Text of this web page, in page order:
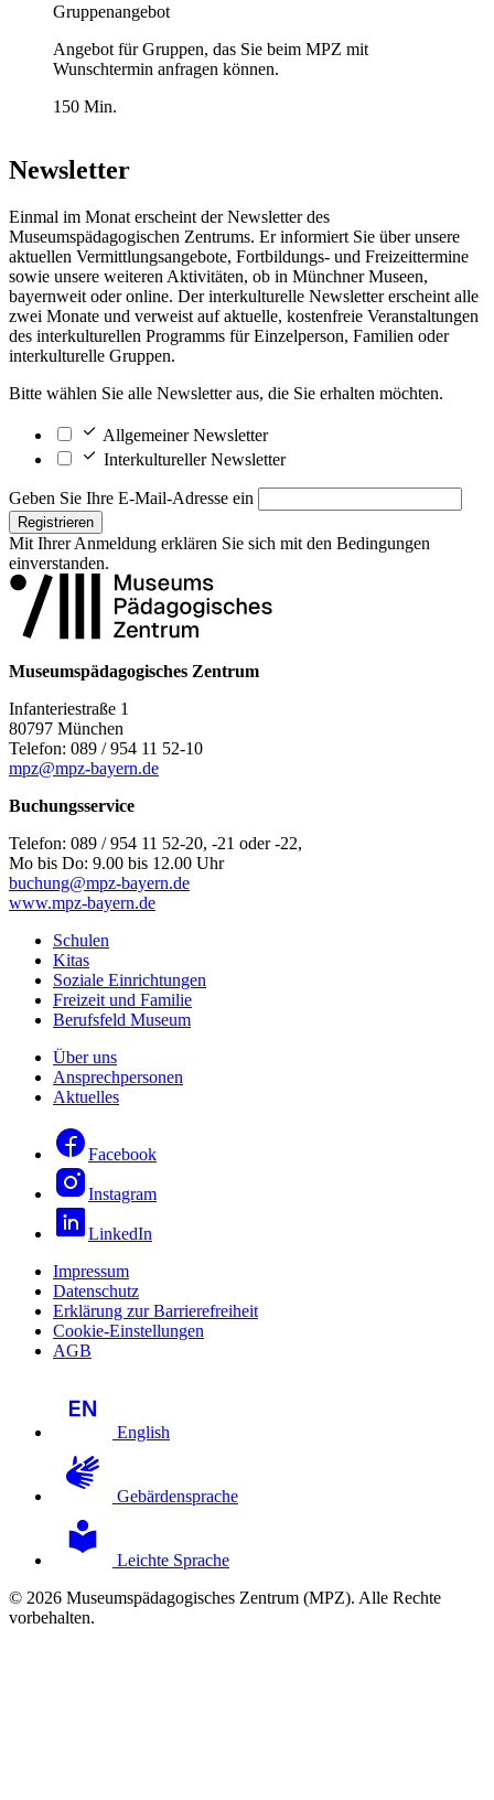
Gruppenangebot
Angebot für Gruppen, das Sie beim MPZ mit
Wunschtermin anfragen können.
150 Min.
Newsletter
Einmal im Monat erscheint der Newsletter des
Museumspädagogischen Zentrums. Er informiert Sie über unsere
aktuellen Vermittlungsangebote, Fortbildungs- und Freizeittermine
sowie unsere weiteren Aktivitäten, ob in Münchner Museen,
bayernweit oder online. Der interkulturelle Newsletter erscheint alle
zwei Monate und verweist auf aktuelle, kostenfreie Veranstaltungen
des interkulturellen Programms für Einzelperson, Familien oder
interkulturelle Gruppen.
Bitte wählen Sie alle Newsletter aus, die Sie erhalten möchten.
Allgemeiner Newsletter
Interkultureller Newsletter
Geben Sie Ihre E-Mail-Adresse ein
Registrieren
Mit Ihrer Anmeldung erklären Sie sich mit den Bedingungen
einverstanden.
Museumspädagogisches Zentrum
Infanteriestraße 1
80797 München
Telefon: 089 / 954 11 52-10
mpz@mpz-bayern.de
Buchungsservice
Telefon: 089 / 954 11 52-20, -21 oder -22,
Mo bis Do: 9.00 bis 12.00 Uhr
buchung@mpz-bayern.de
www.mpz-bayern.de
Schulen
Kitas
Soziale Einrichtungen
Freizeit und Familie
Berufsfeld Museum
Über uns
Ansprechpersonen
Aktuelles
Facebook
Instagram
LinkedIn
Impressum
Datenschutz
Erklärung zur Barrierefreiheit
Cookie-Einstellungen
AGB
English
Gebärdensprache
Leichte Sprache
© 2026 Museumspädagogisches Zentrum (MPZ). Alle Rechte
vorbehalten.